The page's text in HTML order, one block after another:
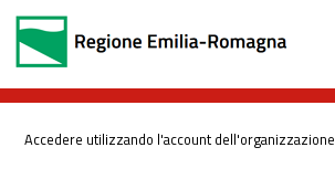
Accedere utilizzando l'account dell'organizzazione